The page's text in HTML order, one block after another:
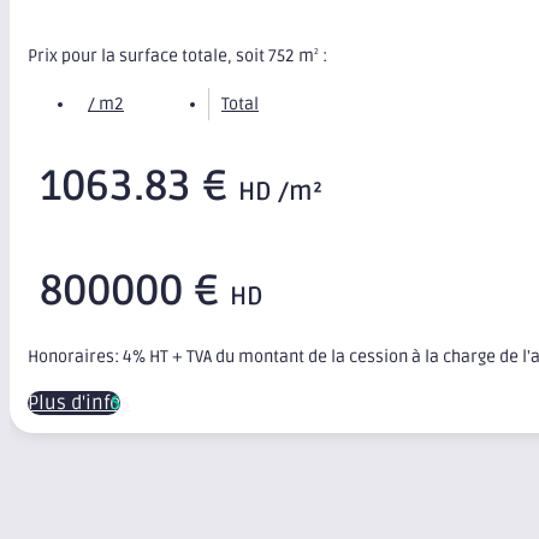
Prix pour la surface totale, soit 752 m2 :
/ m2 Total
1063.83 € HD /m²
800000 € HD
Honoraires: 4% HT + TVA du montant de la cession à la charge de
Plus d'infos